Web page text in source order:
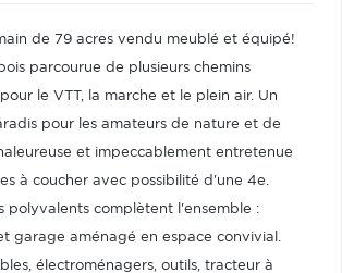
de 79 acres vendu meublé et équipé!
parcourue de plusieurs chemins
le VTT, la marche et le plein air. Un
pour les amateurs de nature et de
et impeccablement entretenue
à coucher avec possibilité d'une 4e.
polyvalents complètent l'ensemble :
garage aménagé en espace convivial.
électroménagers, outils, tracteur à